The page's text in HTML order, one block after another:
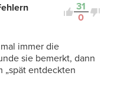
31
0
immer die
sie bemerkt, dann
„spät entdeckten